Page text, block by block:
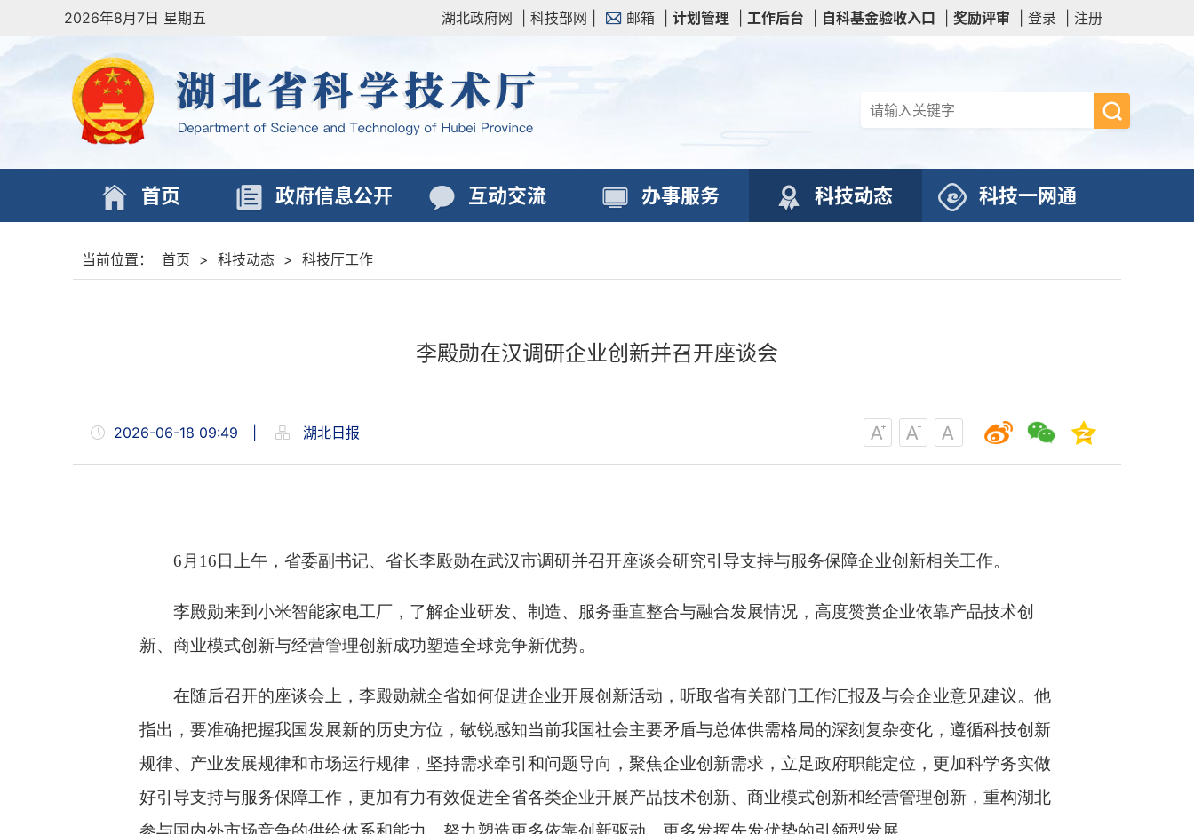
2026年8月7日 星期五 湖北政府网 科技部网 邮箱 计划管理 工作后台 自科基金验收入口 奖励评审 登录 注册
首页 政府信息公开 互动交流 办事服务 科技动态 科技一网通
当前位置： 首页 > 科技动态 > 科技厅工作
李殿勋在汉调研企业创新并召开座谈会
2026-06-18 09:49 湖北日报
6月16日上午，省委副书记、省长李殿勋在武汉市调研并召开座谈会研究引导支持与服务保障企业创新相关工作。
李殿勋来到小米智能家电工厂，了解企业研发、制造、服务垂直整合与融合发展情况，高度赞赏企业依靠产品技术创
新、商业模式创新与经营管理创新成功塑造全球竞争新优势。
在随后召开的座谈会上，李殿勋就全省如何促进企业开展创新活动，听取省有关部门工作汇报及与会企业意见建议。他
指出，要准确把握我国发展新的历史方位，敏锐感知当前我国社会主要矛盾与总体供需格局的深刻复杂变化，遵循科技创新
规律、产业发展规律和市场运行规律，坚持需求牵引和问题导向，聚焦企业创新需求，立足政府职能定位，更加科学务实做
好引导支持与服务保障工作，更加有力有效促进全省各类企业开展产品技术创新、商业模式创新和经营管理创新，重构湖北